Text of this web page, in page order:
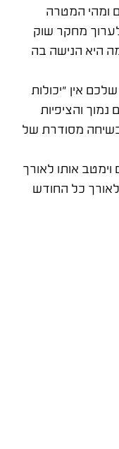
ומהי המטרה
מחקר שוק
היא הנישה בה
אין "יכולות
והציפיות
מסודרת של
אותו לאורך
לאורך כל החודש